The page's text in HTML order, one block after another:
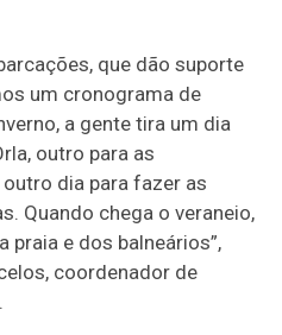
que dão suporte
um cronograma de
a gente tira um dia
outro para as
dia para fazer as
Quando chega o veraneio,
praia e dos balneários”,
coordenador de